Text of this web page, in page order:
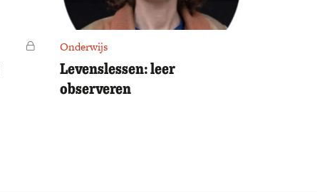
Voor ledenOnderwijs
Levenslessen: leer
observeren